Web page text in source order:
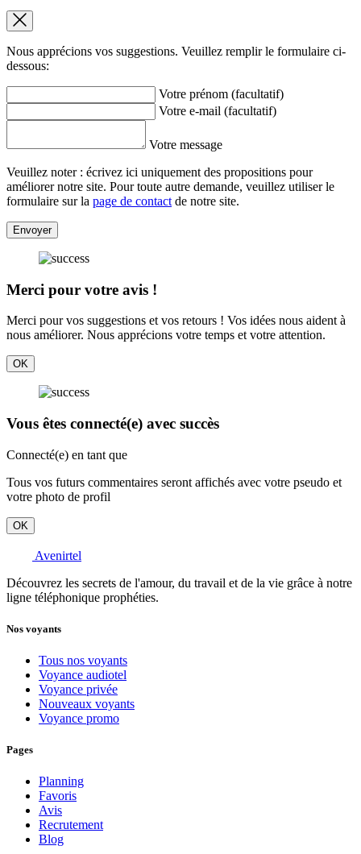
Nous apprécions vos suggestions. Veuillez remplir le formulaire ci-
dessous:
Votre prénom (facultatif)
Votre e-mail (facultatif)
Votre message
Veuillez noter : écrivez ici uniquement des propositions pour
améliorer notre site. Pour toute autre demande, veuillez utiliser le
formulaire sur la page de contact de notre site.
Envoyer
Merci pour votre avis !
Merci pour vos suggestions et vos retours ! Vos idées nous aident à
nous améliorer. Nous apprécions votre temps et votre attention.
OK
Vous êtes connecté(e) avec succès
Connecté(e) en tant que
Tous vos futurs commentaires seront affichés avec votre pseudo et
votre photo de profil
OK
Avenirtel
Découvrez les secrets de l'amour, du travail et de la vie grâce à notre
ligne téléphonique prophéties.
Nos voyants
Tous nos voyants
Voyance audiotel
Voyance privée
Nouveaux voyants
Voyance promo
Pages
Planning
Favoris
Avis
Recrutement
Blog